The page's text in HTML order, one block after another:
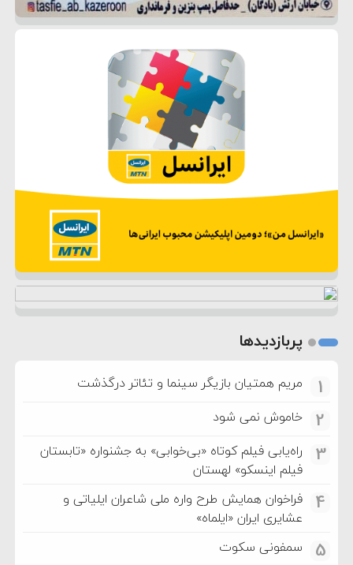
پربازدیدها
1 مریم همتیان بازیگر سینما و تئاتر درگذشت
2 خاموش نمی شود
3
راه‌یابی فیلم کوتاه «بی‌خوابی» به جشنواره «تابستان
فیلم اینسکو» لهستان
4
فراخوان همایش طرح واره ملی شاعران ایلیاتی و
عشایری ایران «ایلماه»
5 سمفونی سکوت